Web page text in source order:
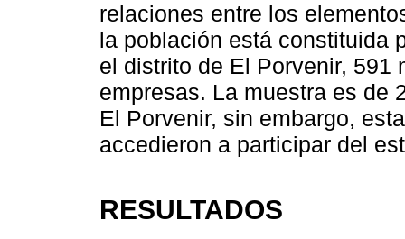
relaciones entre los
la población está constituida
el distrito de El Porvenir, 591
empresas. La muestra es de
El Porvenir, sin embargo,
accedieron a participar del
RESULTADOS